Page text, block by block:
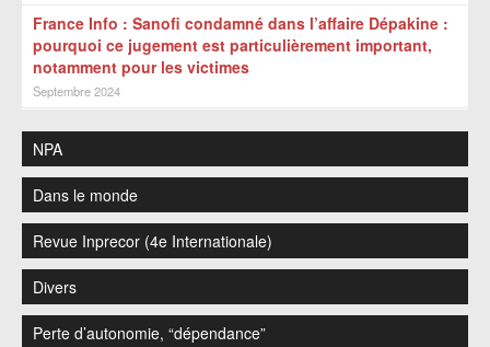
France Info : Sanofi condamné dans l’affaire Dépakine :
pourquoi ce jugement est particulièrement important,
notamment pour les victimes
Septembre 2024
NPA
Dans le monde
Revue Inprecor (4e Internationale)
Divers
Perte d’autonomie, “dépendance”